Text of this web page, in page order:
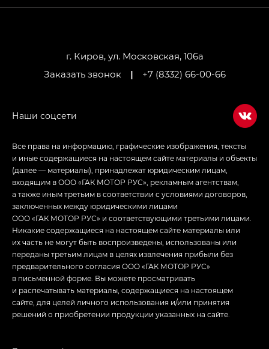
г. Киров, ул. Московская, 106а
Заказать звонок
| +7 (8332) 66-00-66
Все права на информацию, графические изображения, тексты
и иные содержащиеся на настоящем сайте материалы и объекты
(далее — материалы), принадлежат юридическим лицам,
входящим в ООО «ГАК МОТОР РУС», рекламным агентствам,
а также иным третьим в соответствии с условиями договоров,
заключенных между юридическими лицами
ООО «ГАК МОТОР РУС» и соответствующими третьими лицами.
Никакие содержащиеся на настоящем сайте материалы или
их часть не могут быть воспроизведены, использованы или
переданы третьим лицам в целях извлечения прибыли без
предварительного согласия ООО «ГАК МОТОР РУС»
в письменной форме. Вы можете просматривать
и распечатывать материалы, содержащиеся на настоящем
сайте, для целей личного использования и/или принятия
решений о приобретении продукции указанных на сайте.